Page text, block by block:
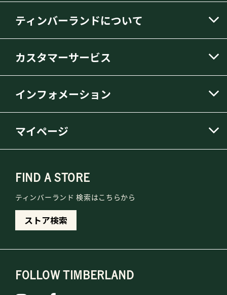
ティンバーランドについて
カスタマーサービス
インフォメーション
マイページ
FIND A STORE
ティンバーランド 検索はこちらから
ストア検索
FOLLOW TIMBERLAND